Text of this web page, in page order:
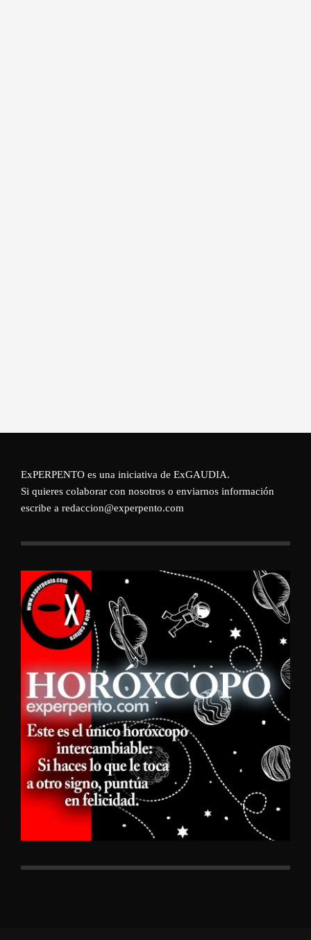
ExPERPENTO es una iniciativa de ExGAUDIA.
Si quieres colaborar con nosotros o enviarnos información
escribe a redaccion@experpento.com